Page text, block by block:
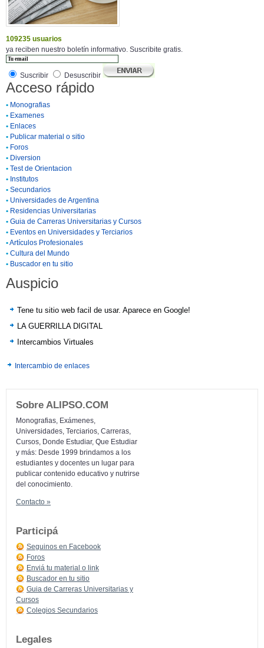
109235 usuarios
ya reciben nuestro boletín informativo. Suscribite gratis.
Suscribir Desuscribir
Acceso rápido
• Monografias
• Examenes
• Enlaces
• Publicar material o sitio
• Foros
• Diversion
• Test de Orientacion
• Institutos
• Secundarios
• Universidades de Argentina
• Residencias Universitarias
• Guia de Carreras Universitarias y Cursos
• Eventos en Universidades y Terciarios
•Artículos Profesionales
• Cultura del Mundo
• Buscador en tu sitio
Auspicio
Tene tu sitio web facil de usar. Aparece en Google!
LA GUERRILLA DIGITAL
Intercambios Virtuales
Intercambio de enlaces
Sobre ALIPSO.COM
Monografias, Exámenes,
Universidades, Terciarios, Carreras,
Cursos, Donde Estudiar, Que Estudiar
y más: Desde 1999 brindamos a los
estudiantes y docentes un lugar para
publicar contenido educativo y nutrirse
del conocimiento.
Contacto »
Participá
Seguinos en Facebook
Foros
Enviá tu material o link
Buscador en tu sitio
Guia de Carreras Universitarias y
Cursos
Colegios Secundarios
Legales